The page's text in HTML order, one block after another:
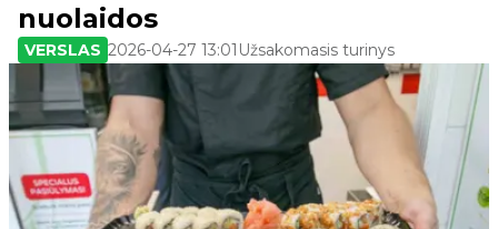
nuolaidos
VERSLAS 2026-04-27 13:01 Užsakomasis turinys